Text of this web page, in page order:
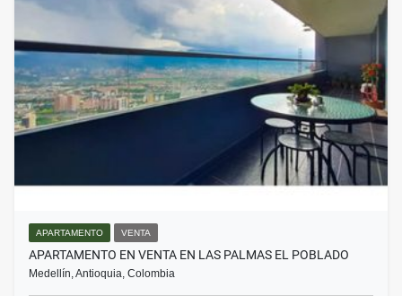
APARTAMENTO VENTA
APARTAMENTO EN VENTA EN LAS PALMAS EL POBLADO
Medellín, Antioquia, Colombia